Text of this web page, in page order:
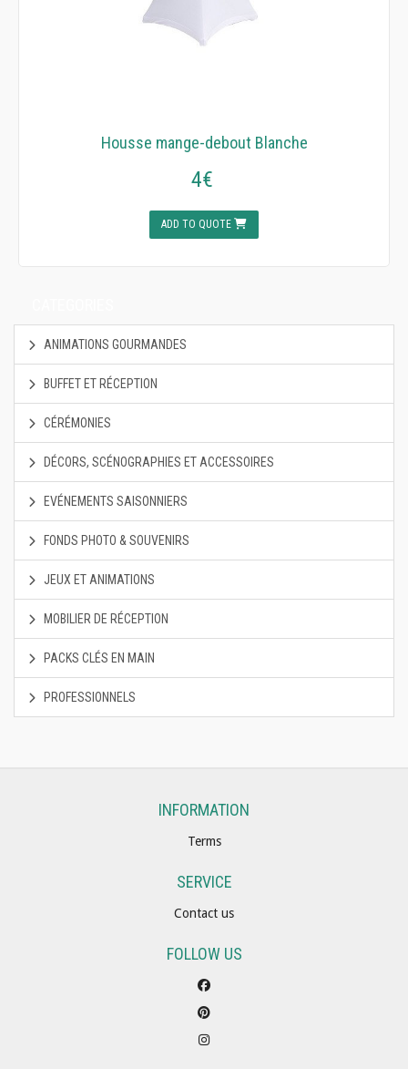
Housse mange-debout Blanche
4€
ADD TO QUOTE
ANIMATIONS GOURMANDES
BUFFET ET RÉCEPTION
CÉRÉMONIES
DÉCORS, SCÉNOGRAPHIES ET ACCESSOIRES
EVÉNEMENTS SAISONNIERS
FONDS PHOTO & SOUVENIRS
JEUX ET ANIMATIONS
MOBILIER DE RÉCEPTION
PACKS CLÉS EN MAIN
PROFESSIONNELS
INFORMATION
Terms
SERVICE
Contact us
FOLLOW US